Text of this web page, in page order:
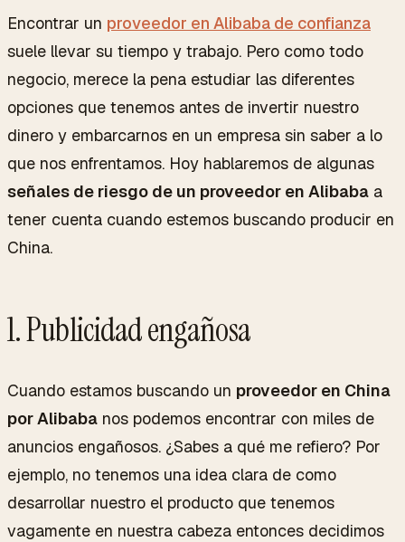
Encontrar un proveedor en Alibaba de confianza
suele llevar su tiempo y trabajo. Pero como todo
negocio, merece la pena estudiar las diferentes
opciones que tenemos antes de invertir nuestro
dinero y embarcarnos en un empresa sin saber a lo
que nos enfrentamos. Hoy hablaremos de algunas
señales de riesgo de un proveedor en Alibaba a
tener cuenta cuando estemos buscando producir en
China.
1. Publicidad engañosa
Cuando estamos buscando un proveedor en China
por Alibaba nos podemos encontrar con miles de
anuncios engañosos. ¿Sabes a qué me refiero? Por
ejemplo, no tenemos una idea clara de como
desarrollar nuestro el producto que tenemos
vagamente en nuestra cabeza entonces decidimos